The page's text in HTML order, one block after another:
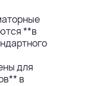
**в
для
в